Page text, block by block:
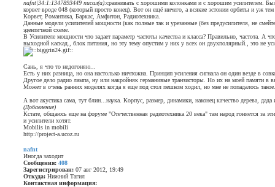
а
т
е
л
я
n
a
f
t
а
я
и
н
ф
о
р
м
ц
и
я
п
л
ь
з
о
в
а
е
л
я
P
r
o
а
т
а
о
б
щ
е
н
и
nafnt|34:1:1347893449 писал(а):сравнивать с хорошими колонками и с хорошим усилителем.
корвет вроде 048 (который просто конец). Вот он ещё ничего, а всякие эстонии орбиты и уж тем
Корвет, Романтика, Баркас, Амфитон, Радиотехника.
Данные модели усилителей мощности (как полные так и урезанные (без предусилителя, не
эдентичной схеме.
В Усилителе мощности что задает параметр частоты качества и класса? Правильно, частота. А
выходной каскад., блок питания, но эту тему опустим у них у всех он двухполярный., это не
Сань, я что то недогоняю...
Есть у них разница, но она настолько ничтожна. Принцип усиления сигнала он один везде в
Другое дело радио лампа, ну или накройняк германивые транзисторы. Но их на моей памяти в
Может в очень ранних моделях когда я еще под стол пешком ходил, но мне не попадалось такое.
А вот акустика сама, тут блин...наука. Корпус, размер, динамики, наконец качество дерева, дада
(Добавление)
Кстате, общаюсь еще на форуме "Отечественная радиотехника 20 века" там народ гоняется за
и усилители хотят.
Mobilis in mobili
http://project-a.ucoz.ru
nafnt
Иногда заходит
Сообщения: 408
Зарегистрирован: 07 авг 2012, 19:49
Откуда: Нижний Тагил
Контактная информация: